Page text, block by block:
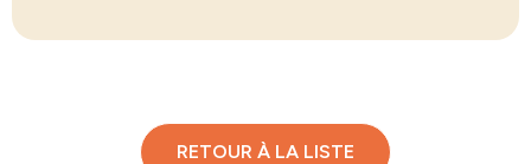
RETOUR À LA LISTE